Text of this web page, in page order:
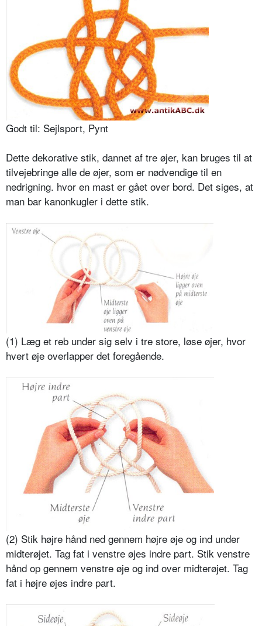
Godt til: Sejlsport, Pynt
Dette dekorative stik, dannet af tre øjer, kan bruges til at
tilvejebringe alle de øjer, som er nødvendige til en
nedrigning. hvor en mast er gået over bord. Det siges, at
man bar kanonkugler i dette stik.
(1) Læg et reb under sig selv i tre store, løse øjer, hvor
hvert øje overlapper det foregående.
(2) Stik højre hånd ned gennem højre øje og ind under
midterøjet. Tag fat i venstre øjes indre part. Stik venstre
hånd op gennem venstre øje og ind over midterøjet. Tag
fat i højre øjes indre part.